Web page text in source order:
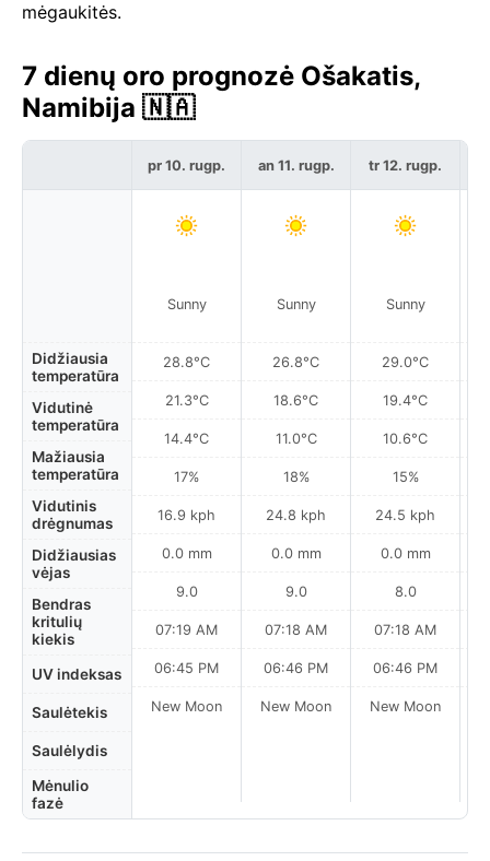
mėgaukitės.
7 dienų oro prognozė Ošakatis,
Namibija 🇳🇦
Didžiausia
temperatūra
Vidutinė
temperatūra
Mažiausia
temperatūra
Vidutinis
drėgnumas
Didžiausias
vėjas
Bendras
kritulių
kiekis
UV indeksas
Saulėtekis
Saulėlydis
Mėnulio
fazė
pr 10. rugp.
Sunny
28.8°C
21.3°C
14.4°C
17%
16.9 kph
0.0 mm
9.0
07:19 AM
06:45 PM
New Moon
an 11. rugp.
Sunny
26.8°C
18.6°C
11.0°C
18%
24.8 kph
0.0 mm
9.0
07:18 AM
06:46 PM
New Moon
tr 12. rugp.
Sunny
29.0°C
19.4°C
10.6°C
15%
24.5 kph
0.0 mm
8.0
07:18 AM
06:46 PM
New Moon